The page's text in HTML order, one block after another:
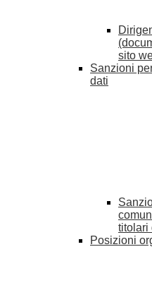
sito
Sanzioni
dati
titolari
Posizioni